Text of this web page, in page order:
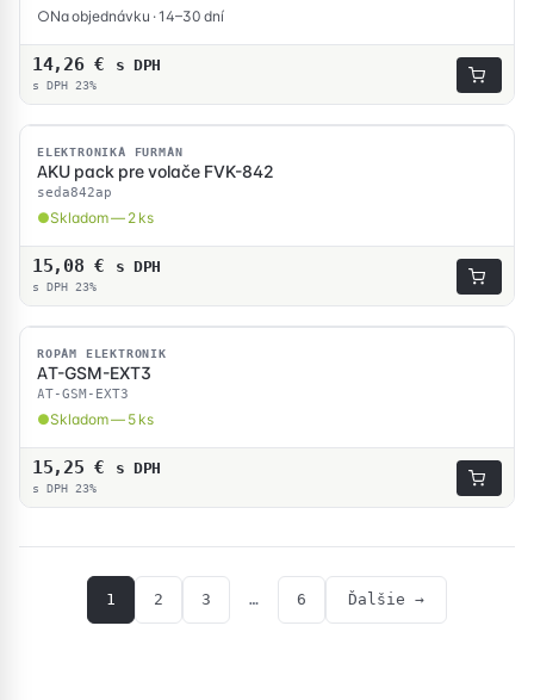
Na objednávku · 14–30 dní
14,26€ s DPH
s DPH 23%
SKLADOM
ELEKTRONIKA FURMAN
AKU pack pre volače FVK-842
seda842ap
Skladom — 2 ks
15,08€ s DPH
s DPH 23%
SKLADOM
ROPAM ELEKTRONIK
AT-GSM-EXT3
AT-GSM-EXT3
Skladom — 5 ks
15,25€ s DPH
s DPH 23%
1 2 3 … 6 Ďalšie →